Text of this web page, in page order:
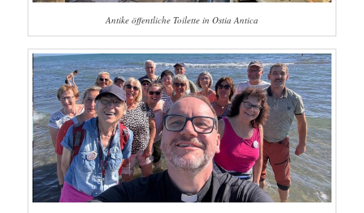
Antike öffentliche Toilette in Ostia Antica